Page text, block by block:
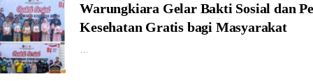
Warungkiara Gelar Bakti Sosial dan
Kesehatan Gratis bagi Masyarakat
…